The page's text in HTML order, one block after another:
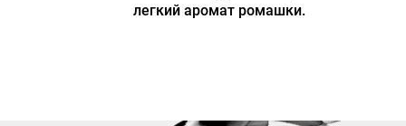
легкий аромат ромашки.